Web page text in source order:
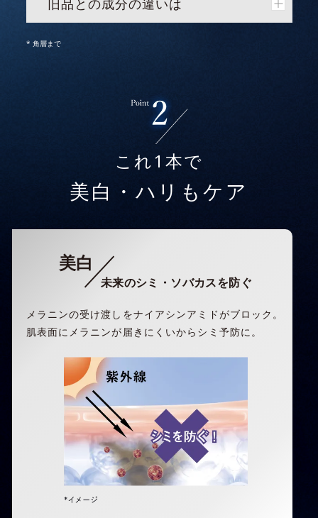
旧品との成分の違いは
* 角層まで
これ1本で
美白・ハリもケア
美白
未来のシミ・ソバカスを防ぐ
メラニンの受け渡しをナイアシンアミドがブロック。
肌表面にメラニンが届きにくいからシミ予防に。